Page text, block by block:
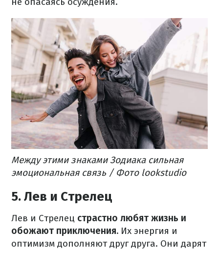
Между этими знаками Зодиака сильная
эмоциональная связь / Фото lookstudio
5. Лев и Стрелец
Лев и Стрелец страстно любят жизнь и
обожают приключения. Их энергия и
оптимизм дополняют друг друга. Они дарят